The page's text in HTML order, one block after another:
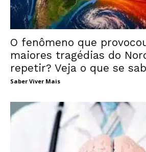
O fenômeno que
maiores tragédias do
repetir? Veja o que se
Saber Viver Mais